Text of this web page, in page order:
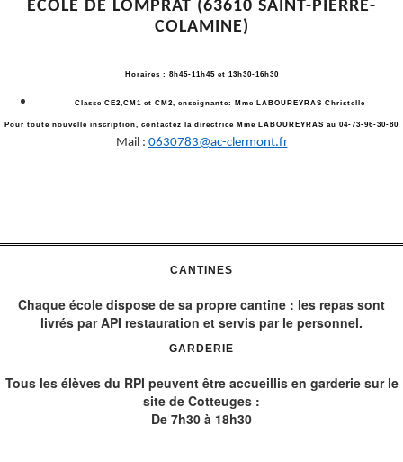
ECOLE DE LOMPRAT (63610 SAINT-PIERRE-
COLAMINE)
Horaires : 8h45-11h45 et 13h30-16h30
Classe CE2,CM1 et CM2, enseignante: Mme LABOUREYRAS Christelle
Pour toute nouvelle inscription, contactez la directrice Mme LABOUREYRAS au 04-73-96-30-80
Mail : 0630783@ac-clermont.fr
CANTINES
Chaque école dispose de sa propre cantine : les repas sont
livrés par API restauration et servis par le personnel.
GARDERIE
Tous les élèves du RPI peuvent être accueillis en garderie sur le
site de Cotteuges :
De 7h30 à 18h30